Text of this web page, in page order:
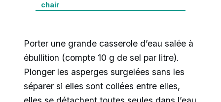
chair
Porter une grande casserole d’eau salée à
ébullition (compte 10 g de sel par litre).
Plonger les asperges surgelées sans les
séparer si elles sont collées entre elles,